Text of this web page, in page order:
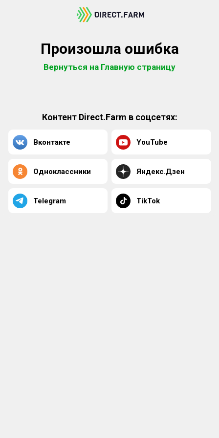
Произошла ошибка
Вернуться на Главную страницу
Контент Direct.Farm в соцсетях:
Вконтакте YouTube
Одноклассники Яндекс.Дзен
Telegram TikTok